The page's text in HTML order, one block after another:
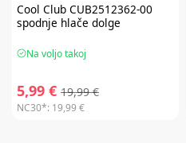
Cool ClubCUB2512362-00
spodnje hlače dolge
Na voljo takoj
5,99 € 19,99 €
NC30*: 19,99 €